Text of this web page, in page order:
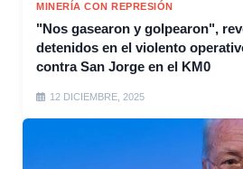
MINERÍA CON REPRESIÓN
"Nos gasearon y golpearon",
detenidos en el violento
contra San Jorge en el KM0
12 DICIEMBRE, 2025